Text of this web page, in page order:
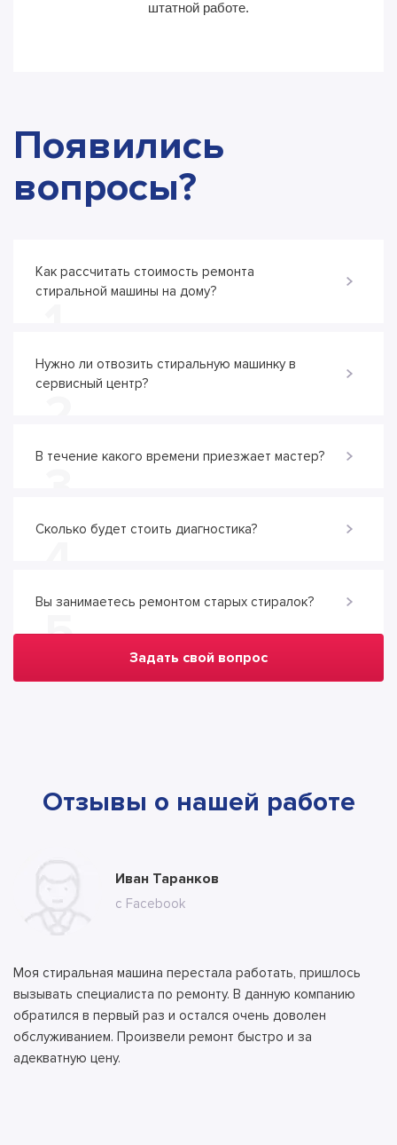
штатной работе.
Появились
вопросы?
Как рассчитать стоимость ремонта
стиральной машины на дому?
Нужно ли отвозить стиральную машинку в
сервисный центр?
В течение какого времени приезжает мастер?
Сколько будет стоить диагностика?
Вы занимаетесь ремонтом старых стиралок?
5 Задать свой вопрос
Отзывы о нашей работе
Юлия Долгополова
с сайта
Иван Таранков
с Facebook
Моя стиральная машина перестала работать, пришлось
вызывать специалиста по ремонту. В данную компанию
обратился в первый раз и остался очень доволен
обслуживанием. Произвели ремонт быстро и за
адекватную цену.
Ксения Абрамова
с сайта
Алла
с сайта
Тимур
с сайта
Андрей
с ВК
Илья
с ВК
Антон
с сайта